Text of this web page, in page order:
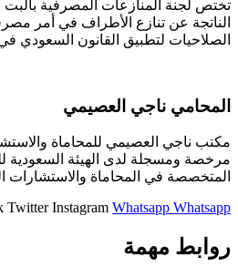
تختص لجنة المنازعات المصرفية بالبت
الناتجة عن تنازع الأطراف في أمر
الصلاحيات لتطبيق القانون السعودي
المحامي ناجي العصيمي
مكتب ناجي العصيمي للمحاماة
مرخصة ومسجلة لدى الهيئة السعودية
المتخصصة في المحاماة والاستشارات
Twitter Instagram Whatsapp Whatsapp
روابط مهمة